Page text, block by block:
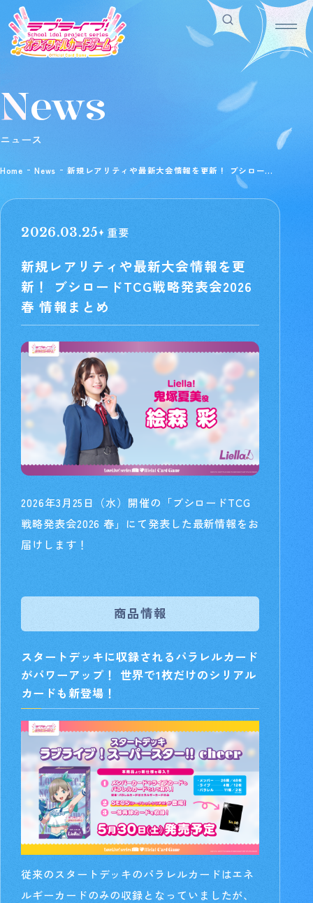
Home
ホーム
For Beginners
Rule/Q&A
ルール/Q&A
スケジュール 商品情報
イベント お店を探す
カードを探す デッキを作る/紹介/探す
Official
News
ニュース
Home News 新規レアリティや最新大会情報を更新！ ブシロード
TCG戦略発表会2026 春 情報まとめ
2026.03.25 重要
新規レアリティや最新大会情報を更
新！ ブシロードTCG戦略発表会2026
春 情報まとめ
2026年3月25日（水）開催の「ブシロードTCG
戦略発表会2026 春 」にて発表した最新情報をお
届けします！
商品情報
スタートデッキに収録されるパラレルカード
がパワーアップ！ 世界で1枚だけのシリアル
カードも新登場！
従来のスタートデッキのパラレルカードはエネ
ルギーカードのみの収録となっていましたが、